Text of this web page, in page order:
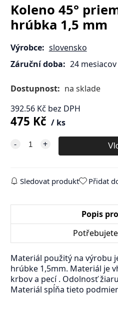
Koleno 45°
hrúbka 1,5 mm
Výrobce: slovensko
Záruční doba: 24 mesiacov
Dostupnost: na sklade
392.56Kč bez DPH
475 Kč ks
Sledovat produkt Přidat
Popis
Materiál použitý na výrobu
hrúbke 1,5mm. Materiál je
krbov a pecí . Odolnosť
Materiál spĺňa tieto